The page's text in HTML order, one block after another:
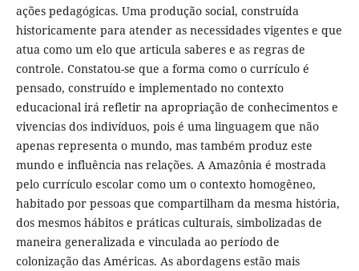
ações pedagógicas. Uma produção social, construída
historicamente para atender as necessidades vigentes e que
atua como um elo que articula saberes e as regras de
controle. Constatou-se que a forma como o currículo é
pensado, construído e implementado no contexto
educacional irá refletir na apropriação de conhecimentos e
vivencias dos indivíduos, pois é uma linguagem que não
apenas representa o mundo, mas também produz este
mundo e influência nas relações. A Amazônia é mostrada
pelo currículo escolar como um o contexto homogêneo,
habitado por pessoas que compartilham da mesma história,
dos mesmos hábitos e práticas culturais, simbolizadas de
maneira generalizada e vinculada ao período de
colonização das Américas. As abordagens estão mais